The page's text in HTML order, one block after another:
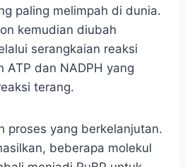
paling melimpah di dunia.
kemudian diubah
serangkaian reaksi
ATP dan NADPH yang
terang.
proses yang berkelanjutan.
beberapa molekul